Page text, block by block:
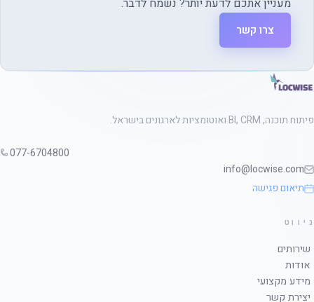
מעניין אתכם לדעת יותר? נשמח לדבר.
צרו קשר
פיתוח תוכנה, BI, CRM ואוטומציות לארגונים בישראל.
077-6704800
info@locwise.com
תיאום פגישה
ניווט
שירותים
אודות
מידע מקצועי
יצירת קשר